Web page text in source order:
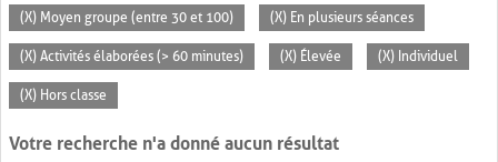
(X) Moyen groupe (entre 30 et 100) (X) En plusieurs séances
(X) Activités élaborées (> 60 minutes) (X) Élevée (X) Individuel
(X) Hors classe
Votre recherche n'a donné aucun résultat